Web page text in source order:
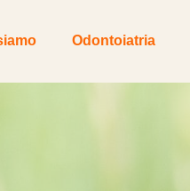
Odontoiatria